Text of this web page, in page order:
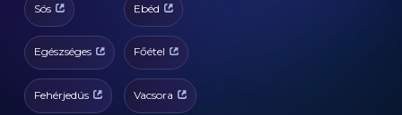
Sós Ebéd
Egészséges Főétel
Fehérjedús Vacsora